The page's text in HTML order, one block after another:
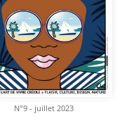
N°9 - juillet 2023